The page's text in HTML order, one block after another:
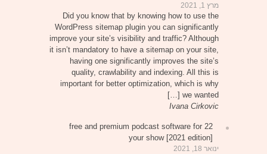
מרץ 1, 2021
Did you know that by knowing how to use the
WordPress sitemap plugin you can significantly
improve your site’s visibility and traffic? Although
it isn’t mandatory to have a sitemap on your site,
having one significantly improves the site’s
quality, crawlability and indexing. All this is
important for better optimization, which is why
we wanted […]
Ivana Cirkovic
22 free and premium podcast software for
your show [2021 edition]
ינואר 18, 2021